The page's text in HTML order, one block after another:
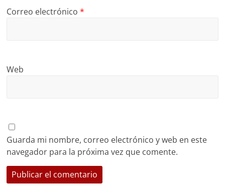
Correo electrónico*
Web
Guarda mi nombre, correo electrónico y web en este
navegador para la próxima vez que comente.